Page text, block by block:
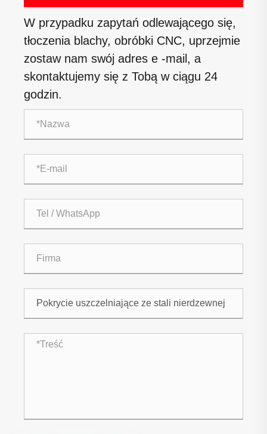
W przypadku zapytań odlewającego się,
tłoczenia blachy, obróbki CNC, uprzejmie
zostaw nam swój adres e -mail, a
skontaktujemy się z Tobą w ciągu 24
godzin.